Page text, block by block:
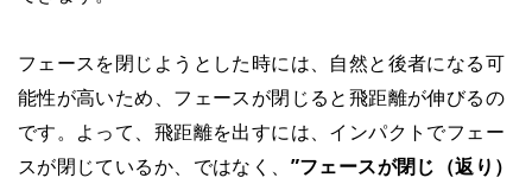
フェースを閉じようとした時には、自然と後者になる可
能性が高いため、フェースが閉じると飛距離が伸びるの
です。よって、飛距離を出すには、インパクトでフェー
スが閉じているか、ではなく、 ”フェースが閉じ（返り）